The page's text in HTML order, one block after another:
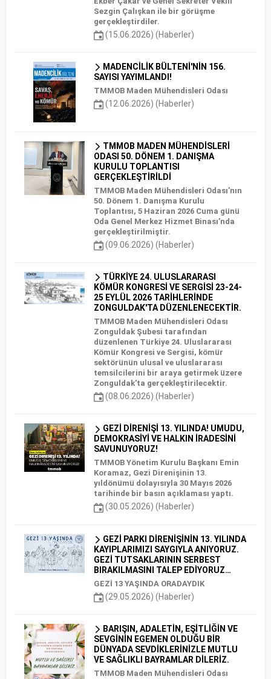
Sezgin Çalışkan ile bir görüşme
gerçekleştirdiler.
(15.06.2026) (Haberler)
MADENCİLİK BÜLTENİ'NİN 156.
SAYISI YAYIMLANDI!
TMMOB Maden Mühendisleri Odası
(12.06.2026) (Haberler)
TMMOB MADEN MÜHENDİSLERİ
ODASI 50. DÖNEM 1. DANIŞMA
KURULU TOPLANTISI
GERÇEKLEŞTİRİLDİ
TMMOB Maden Mühendisleri Odası’nın
50. Dönem 1. Danışma Kurulu
Toplantısı, 5 Haziran 2026 Cuma günü
Oda Genel Merkez Hizmet Binası’nda
gerçekleştirilmiştir.
(09.06.2026) (Haberler)
TÜRKİYE 24. ULUSLARARASI
KÖMÜR KONGRESİ VE SERGİSİ 23-24-
25 EYLÜL 2026 TARİHLERİNDE
ZONGULDAK'TA DÜZENLENECEKTİR.
TMMOB Maden Mühendisleri Odası
Zonguldak Şubesi tarafından
düzenlenen Türkiye 24. Uluslararası
Kömür Kongresi ve Sergisi, kömür
sektörünün ulusal ve uluslararası
temsilcilerini bir araya getirmek üzere
Zonguldak'ta gerçekleştirilecektir.
(08.06.2026) (Haberler)
GEZİ DİRENİŞİ 13. YILINDA! UMUDU,
DEMOKRASİYİ VE HALKIN İRADESİNİ
SAVUNUYORUZ!
TMMOB Yönetim Kurulu Başkanı Emin
Koramaz, Gezi Direnişinin 13.
yıldönümü dolayısıyla 30 Mayıs 2026
tarihinde bir basın açıklaması yaptı.
(30.05.2026) (Haberler)
GEZİ PARKI DİRENİŞİNİN 13. YILINDA
KAYIPLARIMIZI SAYGIYLA ANIYORUZ.
GEZİ TUTSAKLARININ SERBEST
BIRAKILMASINI TALEP EDİYORUZ…
GEZİ 13 YAŞINDA ORADAYDIK
(29.05.2026) (Haberler)
BARIŞIN, ADALETİN, EŞİTLİĞİN VE
SEVGİNİN EGEMEN OLDUĞU BİR
DÜNYADA SEVDİKLERİNİZLE MUTLU
VE SAĞLIKLI BAYRAMLAR DİLERİZ.
TMMOB Maden Mühendisleri Odası